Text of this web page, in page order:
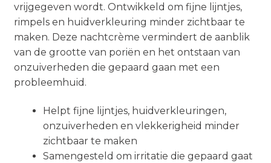
vrijgegeven wordt. Ontwikkeld om fijne lijntjes,
rimpels en huidverkleuring minder zichtbaar te
maken. Deze nachtcrème vermindert de aanblik
van de grootte van poriën en het ontstaan van
onzuiverheden die gepaard gaan met een
probleemhuid.
Helpt fijne lijntjes, huidverkleuringen,
onzuiverheden en vlekkerigheid minder
zichtbaar te maken
Samengesteld om irritatie die gepaard gaat